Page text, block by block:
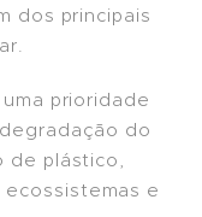
dos principais
prioridade
do
de plástico,
e